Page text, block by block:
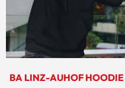
BA LINZ-AUHOF HOODIE